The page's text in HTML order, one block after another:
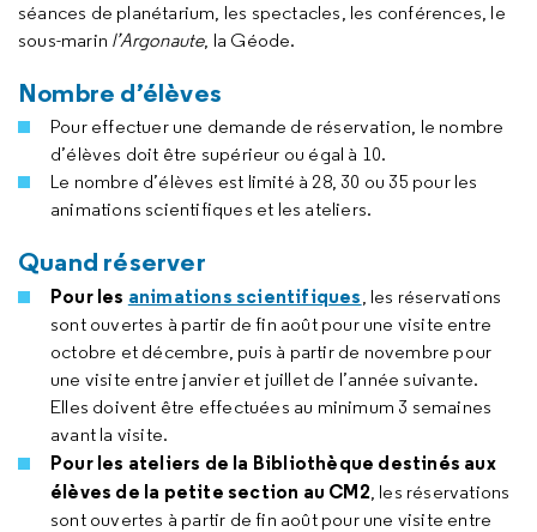
séances de planétarium, les spectacles, les conférences, le
sous-marin l’Argonaute, la Géode.
Nombre d’élèves
Pour effectuer une demande de réservation, le nombre
d’élèves doit être supérieur ou égal à 10.
Le nombre d’élèves est limité à 28, 30 ou 35 pour les
animations scientifiques et les ateliers.
Quand réserver
Pour les animations scientifiques, les réservations
sont ouvertes à partir de fin août pour une visite entre
octobre et décembre, puis à partir de novembre pour
une visite entre janvier et juillet de l’année suivante.
Elles doivent être effectuées au minimum 3 semaines
avant la visite.
Pour les ateliers de la Bibliothèque destinés aux
élèves de la petite section au CM2, les réservations
sont ouvertes à partir de fin août pour une visite entre